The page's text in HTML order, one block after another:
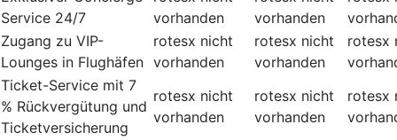
Service 24/7
vorhanden
vorhanden
Zugang zu VIP-
Lounges in Flughäfen
rotesx nicht
vorhanden
rotesx nicht
vorhanden
rotesx
Ticket-Service mit 7
% Rückvergütung und
Ticketversicherung
rotesx nicht
vorhanden
rotesx nicht
vorhanden
rotesx